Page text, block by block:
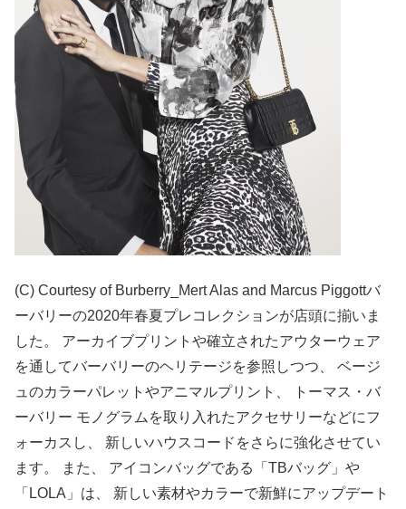
(C) Courtesy of Burberry_Mert Alas and Marcus Piggottバ
ーバリーの2020年春夏プレコレクションが店頭に揃いま
した。 アーカイブプリントや確立されたアウターウェア
を通してバーバリーのヘリテージを参照しつつ、 ベージ
ュのカラーパレットやアニマルプリント、 トーマス・バ
ーバリー モノグラムを取り入れたアクセサリーなどにフ
ォーカスし、 新しいハウスコードをさらに強化させてい
ます。 また、 アイコンバッグである「TBバッグ」や
「LOLA」は、 新しい素材やカラーで新鮮にアップデート